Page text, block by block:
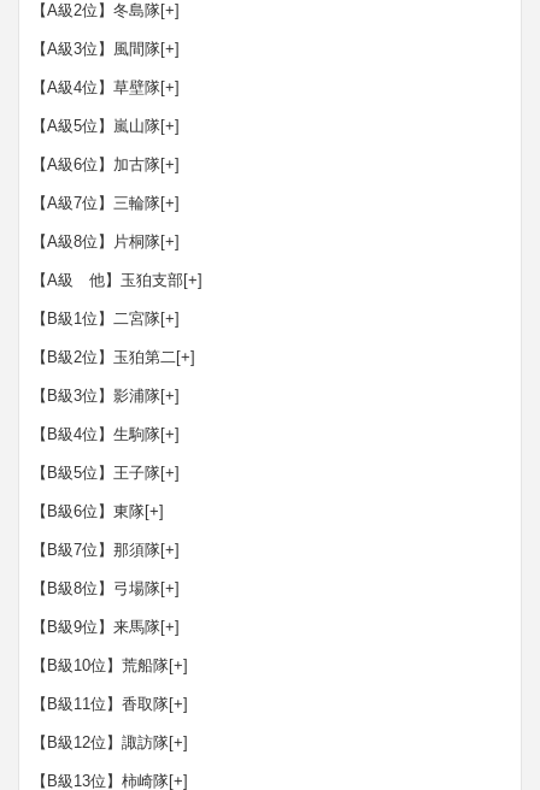
【A級2位】冬島隊[+]
【A級3位】風間隊[+]
【A級4位】草壁隊[+]
【A級5位】嵐山隊[+]
【A級6位】加古隊[+]
【A級7位】三輪隊[+]
【A級8位】片桐隊[+]
【A級 他】玉狛支部[+]
【B級1位】二宮隊[+]
【B級2位】玉狛第二[+]
【B級3位】影浦隊[+]
【B級4位】生駒隊[+]
【B級5位】王子隊[+]
【B級6位】東隊[+]
【B級7位】那須隊[+]
【B級8位】弓場隊[+]
【B級9位】来馬隊[+]
【B級10位】荒船隊[+]
【B級11位】香取隊[+]
【B級12位】諏訪隊[+]
【B級13位】柿崎隊[+]